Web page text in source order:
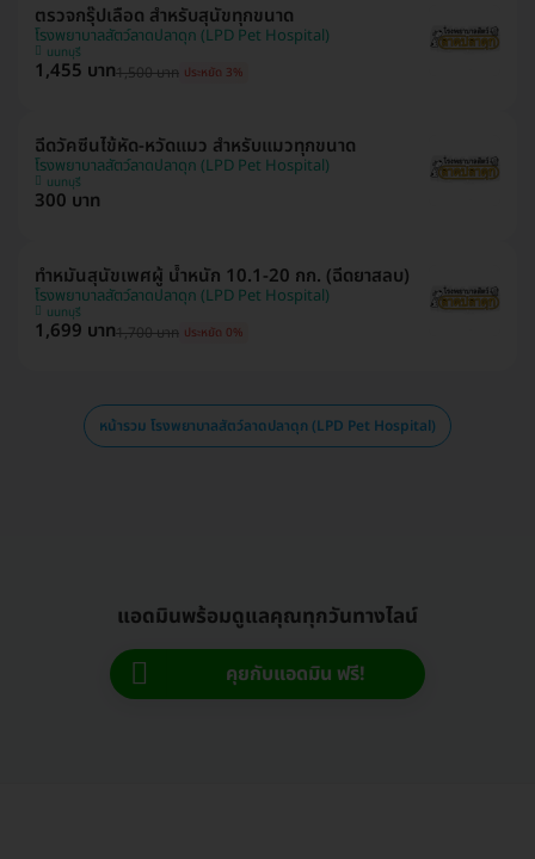
ตรวจกรุ๊ปเลือด สำหรับสุนัขทุกขนาด
โรงพยาบาลสัตว์ลาดปลาดุก (LPD Pet Hospital)
นนทบุรี
1,455 บาท1,500 บาท ประหยัด 3%
ฉีดวัคซีนไข้หัด-หวัดแมว สำหรับแมวทุกขนาด
โรงพยาบาลสัตว์ลาดปลาดุก (LPD Pet Hospital)
นนทบุรี
300 บาท
ทำหมันสุนัขเพศผู้ น้ำหนัก 10.1-20 กก. (ฉีดยาสลบ)
โรงพยาบาลสัตว์ลาดปลาดุก (LPD Pet Hospital)
นนทบุรี
1,699 บาท1,700 บาท ประหยัด 0%
หน้ารวม โรงพยาบาลสัตว์ลาดปลาดุก (LPD Pet Hospital)
แอดมินพร้อมดูแลคุณทุกวันทางไลน์
คุยกับแอดมิน ฟรี!